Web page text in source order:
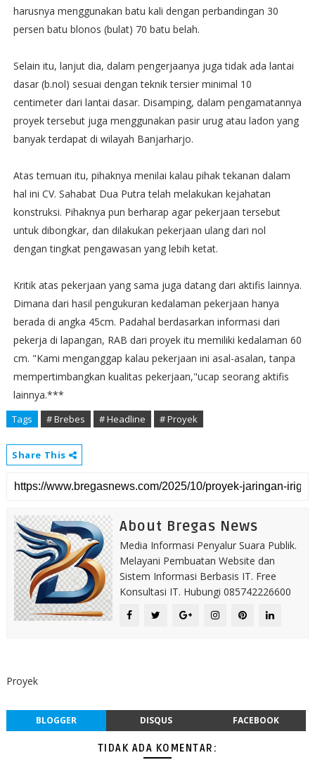
harusnya menggunakan batu kali dengan perbandingan 30
persen batu blonos (bulat) 70 batu belah.
Selain itu, lanjut dia, dalam pengerjaanya juga tidak ada lantai
dasar (b.nol) sesuai dengan teknik tersier minimal 10
centimeter dari lantai dasar. Disamping, dalam pengamatannya
proyek tersebut juga menggunakan pasir urug atau ladon yang
banyak terdapat di wilayah Banjarharjo.
Atas temuan itu, pihaknya menilai kalau pihak tekanan dalam
hal ini CV. Sahabat Dua Putra telah melakukan kejahatan
konstruksi. Pihaknya pun berharap agar pekerjaan tersebut
untuk dibongkar, dan dilakukan pekerjaan ulang dari nol
dengan tingkat pengawasan yang lebih ketat.
Kritik atas pekerjaan yang sama juga datang dari aktifis lainnya.
Dimana dari hasil pengukuran kedalaman pekerjaan hanya
berada di angka 45cm. Padahal berdasarkan informasi dari
pekerja di lapangan, RAB dari proyek itu memiliki kedalaman 60
cm. "Kami menganggap kalau pekerjaan ini asal-asalan, tanpa
mempertimbangkan kualitas pekerjaan,"ucap seorang aktifis
lainnya.***
Tags # Brebes # Headline # Proyek
Share This
About Bregas News
Media Informasi Penyalur Suara Publik.
Melayani Pembuatan Website dan
Sistem Informasi Berbasis IT. Free
Konsultasi IT. Hubungi 085742226600
Proyek
BLOGGER DISQUS FACEBOOK
TIDAK ADA KOMENTAR: